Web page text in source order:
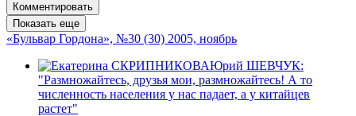
Комментировать
Показать еще
«Бульвар Гордона», №30 (30) 2005, ноябрь
Юрий ШЕВЧУК:
"Размножайтесь, друзья мои, размножайтесь! А то
численность населения у нас падает, а у китайцев
растет"